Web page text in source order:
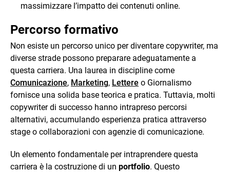
massimizzare l’impatto dei contenuti online.
Percorso formativo
Non esiste un percorso unico per diventare copywriter, ma
diverse strade possono preparare adeguatamente a
questa carriera. Una laurea in discipline come
Comunicazione, Marketing, Lettere o Giornalismo
fornisce una solida base teorica e pratica. Tuttavia, molti
copywriter di successo hanno intrapreso percorsi
alternativi, accumulando esperienza pratica attraverso
stage o collaborazioni con agenzie di comunicazione.
Un elemento fondamentale per intraprendere questa
carriera è la costruzione di un portfolio. Questo